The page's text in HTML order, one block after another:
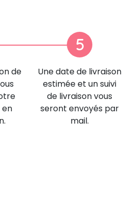
de
5
Une date de livraison
estimée et un suivi
de livraison vous
seront envoyés par
mail.